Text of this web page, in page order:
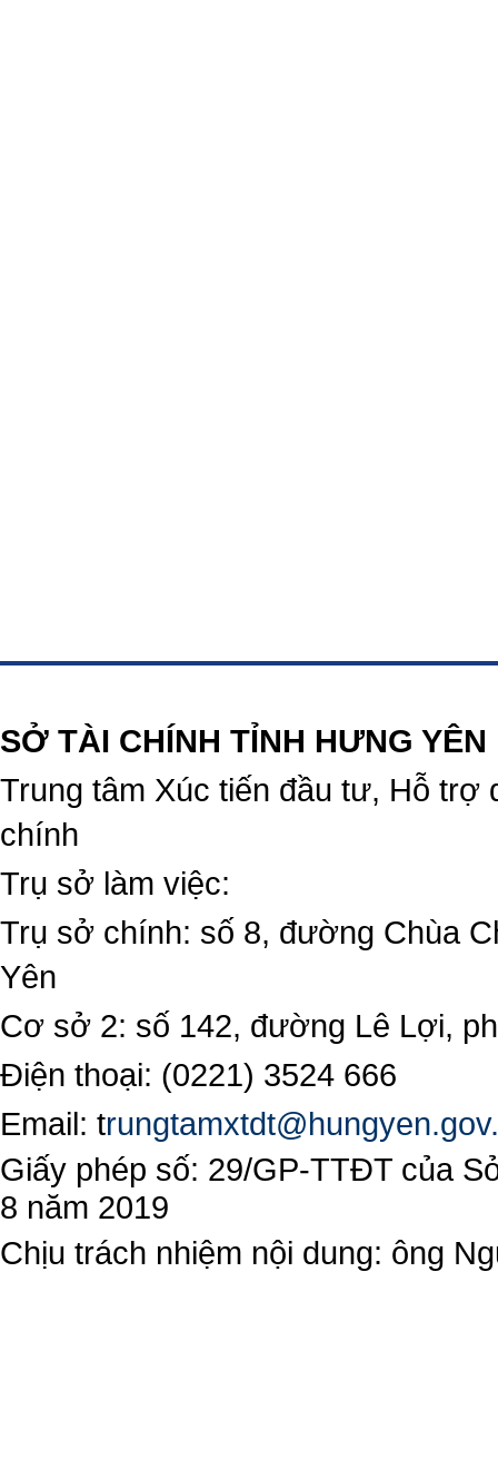
SỞ TÀI CHÍNH TỈNH HƯNG YÊN
Trung tâm Xúc tiến đầu tư, Hỗ trợ
chính
Trụ sở làm việc:
Trụ sở chính: số 8, đường Chùa
Yên
Cơ sở 2: số 142, đường Lê Lợi,
Điện thoại: (0221) 3524 666
Email: t
Giấy phép số: 29/GP-TTĐT của
8 năm 2019
Chịu trách nhiệm nội dung: ông